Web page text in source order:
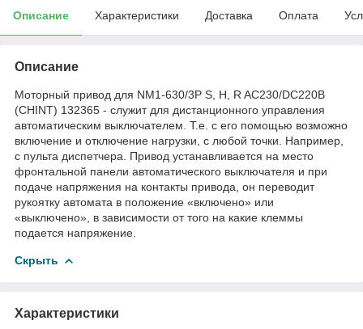
Описание Характеристики Доставка Оплата
Описание
Моторный привод для NM1-630/3P S, H, R AC230/DC220В
(CHINT) 132365 - служит для дистанционного управления
автоматическим выключателем. Т.е. с его помощью возможно
включение и отключение нагрузки, с любой точки. Например,
с пульта диспетчера. Привод устанавливается на место
фронтальной панели автоматического выключателя и при
подаче напряжения на контакты привода, он переводит
рукоятку автомата в положение «включено» или
«выключено», в зависимости от того на какие клеммы
подается напряжение.
Скрыть
Характеристики